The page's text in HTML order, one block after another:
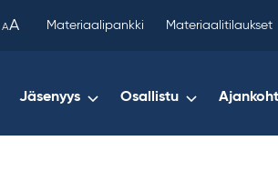
AA Materiaalipankki Materiaalitilaukset
Jäsenyys Osallistu
copied
your
clipboard.)